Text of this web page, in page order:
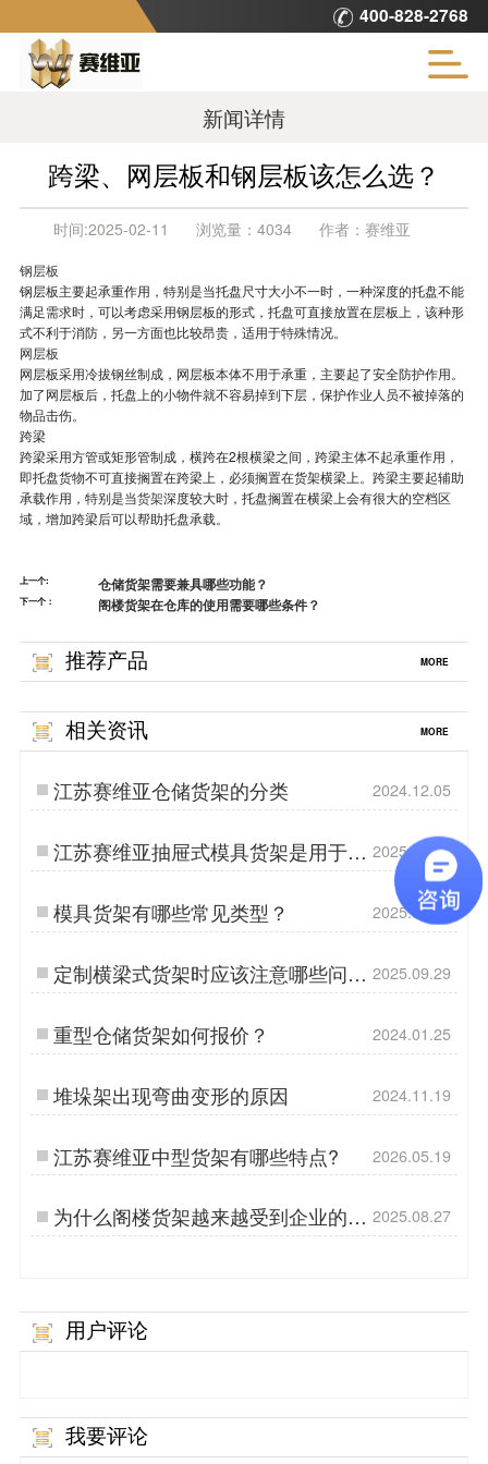
400-828-2768
新闻详情
跨梁、网层板和钢层板该怎么选？
时间:2025-02-11 浏览量： 4034 作者： 赛维亚
钢层板
钢层板主要起承重作用，特别是当托盘尺寸大小不一时，一种深度的托盘不能
满足需求时，可以考虑采用钢层板的形式，托盘可直接放置在层板上，该种形
式不利于消防，另一方面也比较昂贵，适用于特殊情况。
网层板
网层板采用冷拔钢丝制成，网层板本体不用于承重，主要起了安全防护作用。
加了网层板后，托盘上的小物件就不容易掉到下层，保护作业人员不被掉落的
物品击伤。
跨梁
跨梁采用方管或矩形管制成，横跨在2根横梁之间，跨梁主体不起承重作用，
即托盘货物不可直接搁置在跨梁上，必须搁置在货架横梁上。跨梁主要起辅助
承载作用，特别是当货架深度较大时，托盘搁置在横梁上会有很大的空档区
域，增加跨梁后可以帮助托盘承载。
上一个: 仓储货架需要兼具哪些功能？
下一个： 阁楼货架在仓库的使用需要哪些条件？
推荐产品 MORE
相关资讯 MORE
江苏赛维亚仓储货架的分类 2024.12.05
江苏赛维亚抽屉式模具货架是用于存
储模具的一种仓库货架
2025.11.17
模具货架有哪些常见类型？ 2025.09.17
定制横梁式货架时应该注意哪些问题
呢？
2025.09.29
重型仓储货架如何报价？ 2024.01.25
堆垛架出现弯曲变形的原因 2024.11.19
江苏赛维亚中型货架有哪些特点? 2026.05.19
为什么阁楼货架越来越受到企业的青
睐呢?
2025.08.27
用户评论
我要评论